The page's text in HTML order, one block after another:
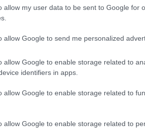
allow my user data to be sent to Google for
allow Google to send me personalized
allow Google to enable storage related to
identifiers in apps.
allow Google to enable storage related to
allow Google to enable storage related to
for being there during the